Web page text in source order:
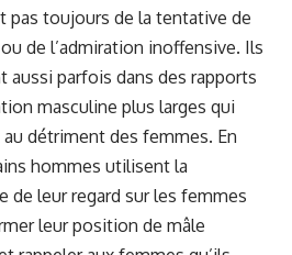
pas toujours de la tentative de
de l’admiration inoffensive. Ils
aussi parfois dans des rapports
masculine plus larges qui
au détriment des femmes. En
hommes utilisent la
de leur regard sur les femmes
leur position de mâle